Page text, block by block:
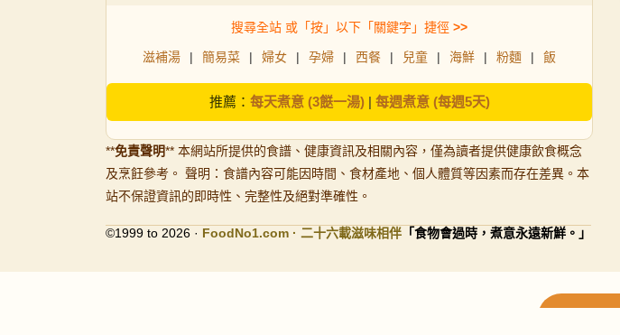
搜尋全站 或「按」以下「關鍵字」捷徑 >>
滋補湯 | 簡易菜 | 婦女 | 孕婦 | 西餐 | 兒童 | 海鮮 | 粉麵 | 飯
推薦： 每天煮意 (3餸一湯)| 每週煮意 (每週5天)
**免責聲明** 本網站所提供的食譜、健康資訊及相關內容，僅為讀者提供健康飲食概念
及烹飪參考。 聲明：食譜內容可能因時間、食材產地、個人體質等因素而存在差異。本
站不保證資訊的即時性、完整性及絕對準確性。
©1999 to 2026 · FoodNo1.com · 二十六載滋味相伴 「食物會過時，煮意永遠新鮮。」